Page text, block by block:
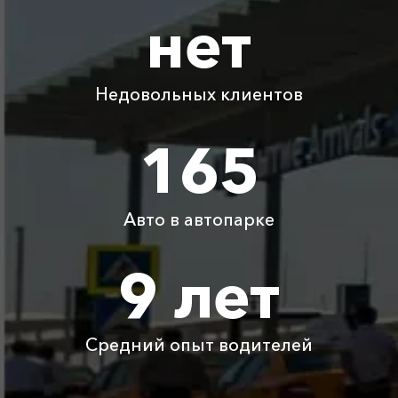
Капсель ⇆ Джубга 8360 ₽
5130 ₽
Бесплатно
Бесплатно Бесплатно Бесплатно
Аренда автомобиля
нет
Недовольных клиентов
165
Авто в автопарке
9 лет
Средний опыт водителей